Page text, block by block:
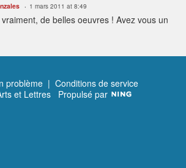
1 mars 2011 at 8:49
de belles oeuvres ! Avez vous un
problème | Conditions de service
et Lettres Propulsé par